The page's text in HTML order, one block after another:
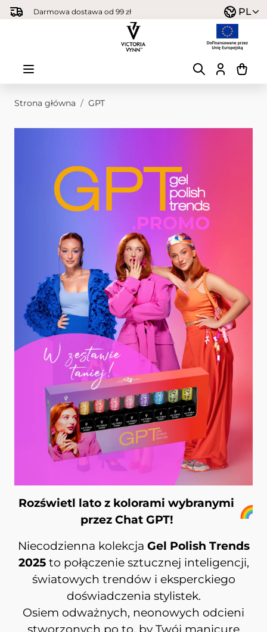
Przejdź do treści
Darmowa dostawa od 99 zł PL
Strona główna / GPT
Rozświetl lato z kolorami wybranymi
przez Chat GPT!
Niecodzienna kolekcja Gel Polish Trends
2025to połączenie sztucznej inteligencji,
światowych trendów i eksperckiego
doświadczenia stylistek.
Osiem odważnych, neonowych odcieni